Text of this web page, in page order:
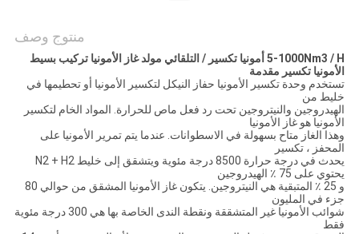
منتوج وصف
5-1000Nm3 / H أمونيا تكسير / التلقائي مولد غاز الأمونيا تركيب بسيط
الأمونيا تكسير مقدمة
تستخدم وحدة تكسير الأمونيا حفاز النيكل لتكسير الأمونيا أو تحطيمها في
خليط من
الهيدروجين والنيتروجين تحت رد فعل ماص للحرارة. المواد الخام لتكسير
الأمونيا هو غاز الأمونيا
وهذا الغاز متاح بسهولة في الاسطوانات. عندما يتم تمرير الأمونيا على
المحفز ، تكسير
يحدث في درجة حرارة 8500 درجة مئوية ويتشقق إلى خليط N2 + H2
يحتوي على 75 ٪ الهيدروجين
و 25 ٪ المتبقية هي النيتروجين. يتكون غاز الأمونيا المشقق من حوالي 80
جزء في المليون
شوائب الأمونيا غير المتشققة ونقطة الندى الخاصة بها هي 300 درجة مئوية
فقط